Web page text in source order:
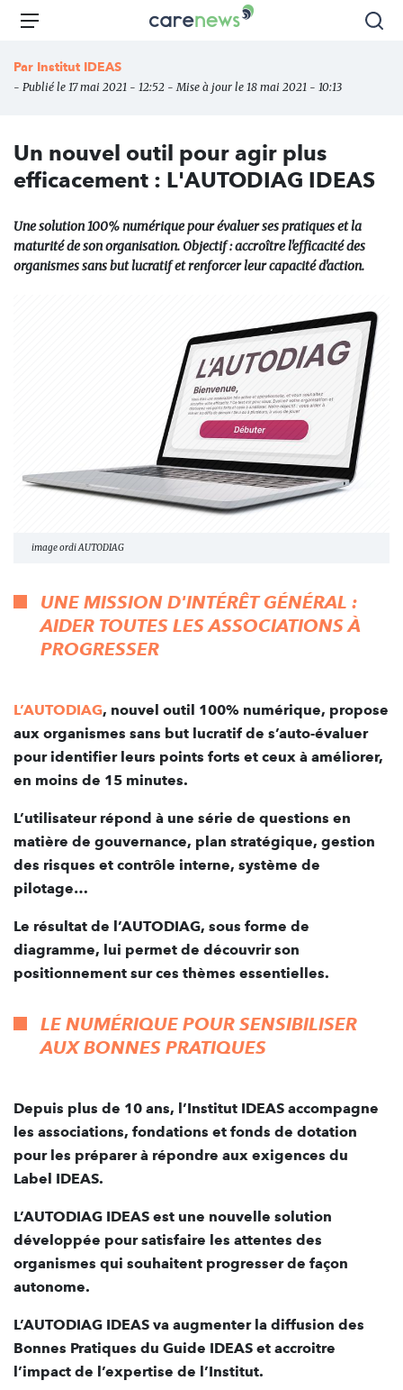
Aller
principal
Carenews,
des
l'engagement
Menu
Par Institut IDEAS
- Publié le 17 mai 2021 - 12:52 - Mise à jour le 18 mai 2021 - 10:13
Un nouvel outil pour agir plus
efficacement : L'AUTODIAG IDEAS
Une solution 100% numérique pour évaluer ses pratiques et la
maturité de son organisation. Objectif : accroître l'efficacité des
organismes sans but lucratif et renforcer leur capacité d'action.
image ordi AUTODIAG
UNE MISSION D'INTÉRÊT GÉNÉRAL :
AIDER TOUTES LES ASSOCIATIONS À
PROGRESSER
L’AUTODIAG, nouvel outil 100% numérique, propose
aux organismes sans but lucratif de s’auto-évaluer
pour identifier leurs points forts et ceux à améliorer,
en moins de 15 minutes.
L’utilisateur répond à une série de questions en
matière de gouvernance, plan stratégique, gestion
des risques et contrôle interne, système de
pilotage…
Le résultat de l’AUTODIAG, sous forme de
diagramme, lui permet de découvrir son
positionnement sur ces thèmes essentielles.
LE NUMÉRIQUE POUR SENSIBILISER
AUX BONNES PRATIQUES
Depuis plus de 10 ans, l’Institut IDEAS accompagne
les associations, fondations et fonds de dotation
pour les préparer à répondre aux exigences du
Label IDEAS.
L’AUTODIAG IDEAS est une nouvelle solution
développée pour satisfaire les attentes des
organismes qui souhaitent progresser de façon
autonome.
L’AUTODIAG IDEAS va augmenter la diffusion des
Bonnes Pratiques du Guide IDEAS et accroitre
l’impact de l’expertise de l’Institut.